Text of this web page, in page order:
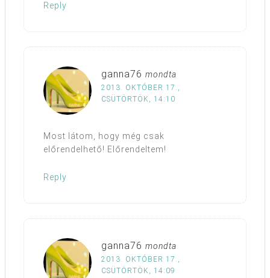
Reply
ganna76 mondta
2013. OKTÓBER 17.,
CSÜTÖRTÖK, 14:10
Most látom, hogy még csak
előrendelhető! Előrendeltem!
Reply
ganna76 mondta
2013. OKTÓBER 17.,
CSÜTÖRTÖK, 14:09